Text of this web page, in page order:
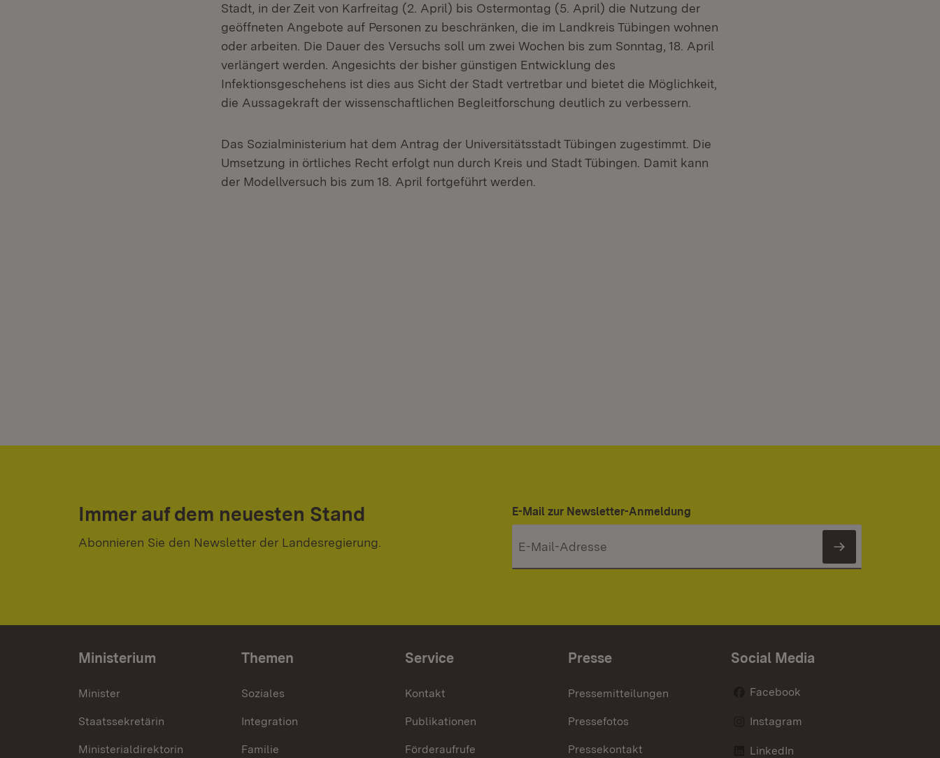
Stadt, in der Zeit von Karfreitag (2. April) bis Ostermontag (5. April) die Nutzung der
geöffneten Angebote auf Personen zu beschränken, die im Landkreis Tübingen wohnen
oder arbeiten. Die Dauer des Versuchs soll um zwei Wochen bis zum Sonntag, 18. April
verlängert werden. Angesichts der bisher günstigen Entwicklung des
Infektionsgeschehens ist dies aus Sicht der Stadt vertretbar und bietet die Möglichkeit,
die Aussagekraft der wissenschaftlichen Begleitforschung deutlich zu verbessern.
Das Sozialministerium hat dem Antrag der Universitätsstadt Tübingen zugestimmt. Die
Umsetzung in örtliches Recht erfolgt nun durch Kreis und Stadt Tübingen. Damit kann
der Modellversuch bis zum 18. April fortgeführt werden.
Immer auf dem neuesten Stand
Abonnieren Sie den Newsletter der Landesregierung.
E-Mail zur Newsletter-Anmeldung
Newsletter
Ministerium
Minister
Staatssekretärin
Ministerialdirektorin
Themen
Soziales
Integration
Familie
Service
Kontakt
Publikationen
Förderaufrufe
Presse
Pressemitteilungen
Pressefotos
Pressekontakt
Social Media
Facebook
Instagram
LinkedIn